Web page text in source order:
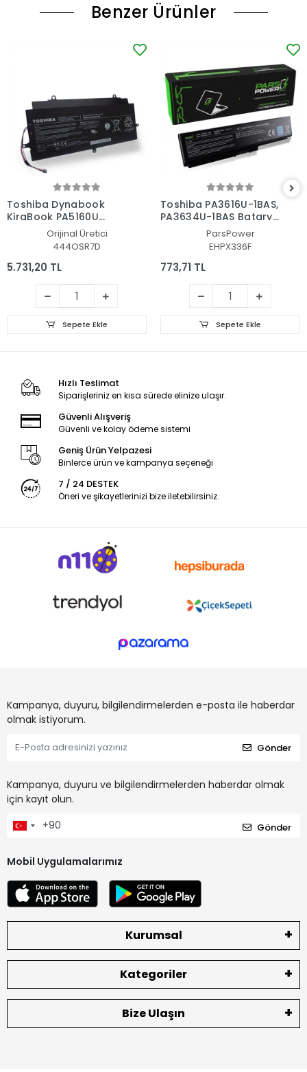
Benzer Ürünler
Toshiba Dynabook
KiraBook PA5160U
Batarya - PilOrijinal Üretici
444OSR7D
5.731,20 TL
Sepete Ekle
Toshiba PA3616U-1BAS,
PA3634U-1BAS Batarya
- Pil (Pars Power)
ParsPower
EHPX336F
773,71 TL
Sepete Ekle
Hızlı Teslimat
Siparişleriniz en kısa sürede elinize ulaşır.
Güvenli Alışveriş
Güvenli ve kolay ödeme sistemi
Geniş Ürün Yelpazesi
Binlerce ürün ve kampanya seçeneği
7 / 24 DESTEK
Öneri ve şikayetlerinizi bize iletebilirsiniz.
Kampanya, duyuru, bilgilendirmelerden e-posta ile haberdar
olmak istiyorum.
Gönder
Kampanya, duyuru ve bilgilendirmelerden haberdar olmak
için kayıt olun.
Gönder
Mobil Uygulamalarımız
Kurumsal
Kategoriler
Bize Ulaşın